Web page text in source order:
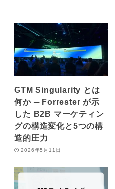
GTM Singularity とは
何か ─ Forrester が示
した B2B マーケティン
グの構造変化と5つの構
造的圧力
2026年5月11日